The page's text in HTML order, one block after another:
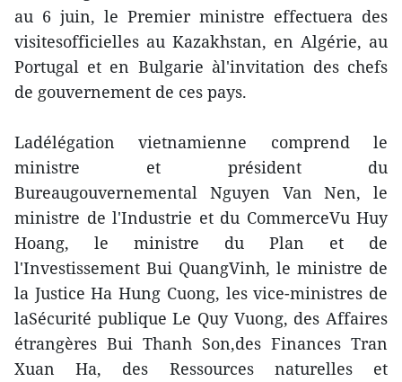
au 6 juin, le Premier ministre effectuera des
visitesofficielles au Kazakhstan, en Algérie, au
Portugal et en Bulgarie àl'invitation des chefs
de gouvernement de ces pays.
Ladélégation vietnamienne comprend le
ministre et président du
Bureaugouvernemental Nguyen Van Nen, le
ministre de l'Industrie et du CommerceVu Huy
Hoang, le ministre du Plan et de
l'Investissement Bui QuangVinh, le ministre de
la Justice Ha Hung Cuong, les vice-ministres de
laSécurité publique Le Quy Vuong, des Affaires
étrangères Bui Thanh Son,des Finances Tran
Xuan Ha, des Ressources naturelles et